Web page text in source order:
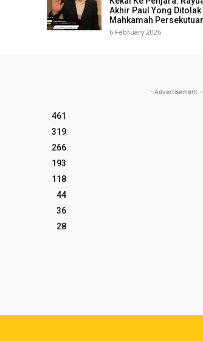
Akhir Paul Yong Ditolak
Mahkamah
6 February 2026
461
319
266
193
118
44
36
28
- Advertisement -